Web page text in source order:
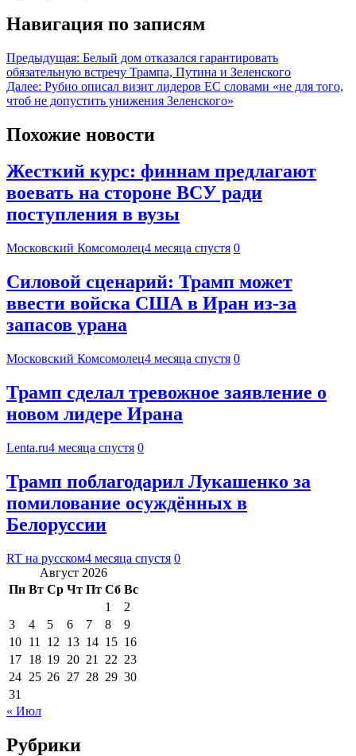
Навигация по записям
Предыдущая: Белый дом отказался гарантировать
обязательную встречу Трампа, Путина и Зеленского
Далее: Рубио описал визит лидеров ЕС словами «не для того,
чтоб не допустить унижения Зеленского»
Похожие новости
Жесткий курс: финнам предлагают
воевать на стороне ВСУ ради
поступления в вузы
Московский Комсомолец4 месяца спустя 0
Силовой сценарий: Трамп может
ввести войска США в Иран из-за
запасов урана
Московский Комсомолец4 месяца спустя 0
Трамп сделал тревожное заявление о
новом лидере Ирана
Lenta.ru4 месяца спустя 0
Трамп поблагодарил Лукашенко за
помилование осуждённых в
Белоруссии
RT на русском4 месяца спустя 0
Август 2026
Пн Вт Ср Чт Пт Сб Вс
1
2
3
4 5 6 7 8
9
10 11 12 13 14 15 16
17 18 19 20 21 22 23
24 25 26 27 28 29 30
31
« Июл
Рубрики